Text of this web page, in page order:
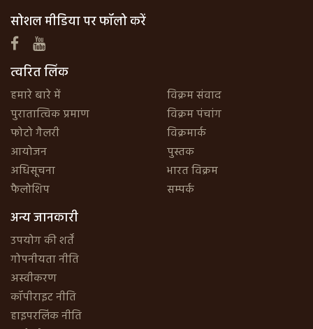
सोशल मीडिया पर फॉलो करें
त्वरित लिंक
हमारे बारे में
पुरातात्विक प्रमाण
फोटो गैलरी
आयोजन
अधिसूचना
फैलोशिप
विक्रम संवाद
विक्रम पंचांग
विक्रमार्क
पुस्तक
भारत विक्रम
सम्पर्क
अन्य जानकारी
उपयोग की शर्तें
गोपनीयता नीति
अस्वीकरण
कॉपीराइट नीति
हाइपरलिंक नीति